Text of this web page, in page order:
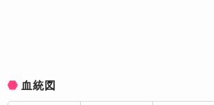
血統図